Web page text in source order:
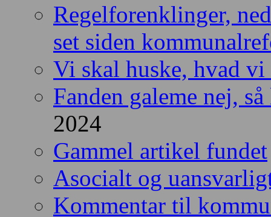
Regelforenklinger,
set siden
Vi skal huske, hvad
Fanden galeme nej,
2024
Gammel artikel fundet
Asocialt og
Kommentar til